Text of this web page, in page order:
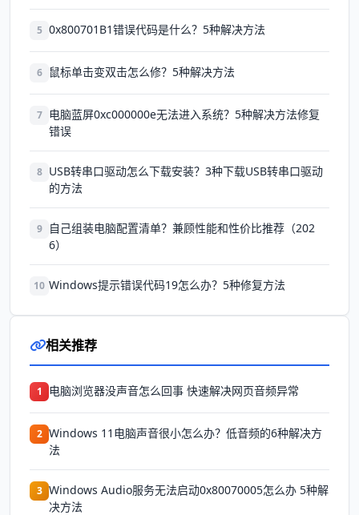
5 0x800701B1错误代码是什么？5种解决方法
6 鼠标单击变双击怎么修？5种解决方法
7 电脑蓝屏0xc000000e无法进入系统？5种解决方法修复
错误
8 USB转串口驱动怎么下载安装？3种下载USB转串口驱动
的方法
9
自己组装电脑配置清单？兼顾性能和性价比推荐（202
6）
10 Windows提示错误代码19怎么办？5种修复方法
相关推荐
1 电脑浏览器没声音怎么回事 快速解决网页音频异常
2 Windows 11电脑声音很小怎么办？低音频的6种解决方
法
3 Windows Audio服务无法启动0x80070005怎么办 5种解
决方法